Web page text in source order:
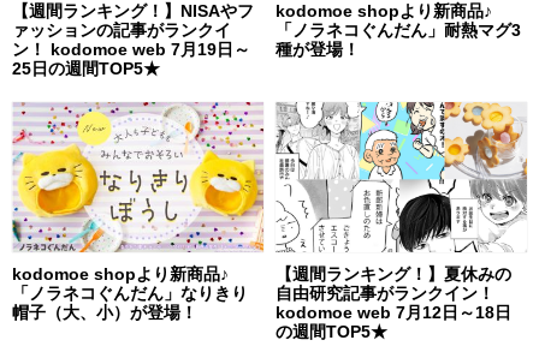
【週間ランキング！】NISAやフ
ァッションの記事がランクイ
ン！ kodomoe web 7月19日～
25日の週間TOP5★
kodomoe shopより新商品♪
「ノラネコぐんだん」耐熱マグ3
種が登場！
kodomoe shopより新商品♪
「ノラネコぐんだん」なりきり
帽子（大、小）が登場！
【週間ランキング！】夏休みの
自由研究記事がランクイン！
kodomoe web 7月12日～18日
の週間TOP5★